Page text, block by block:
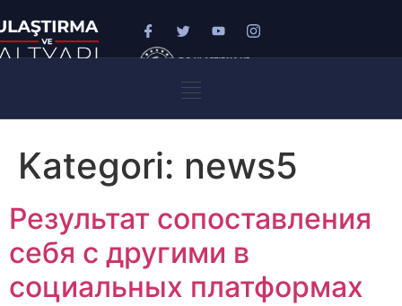
Kategori: news5
Результат сопоставления
себя с другими в
социальных платформах